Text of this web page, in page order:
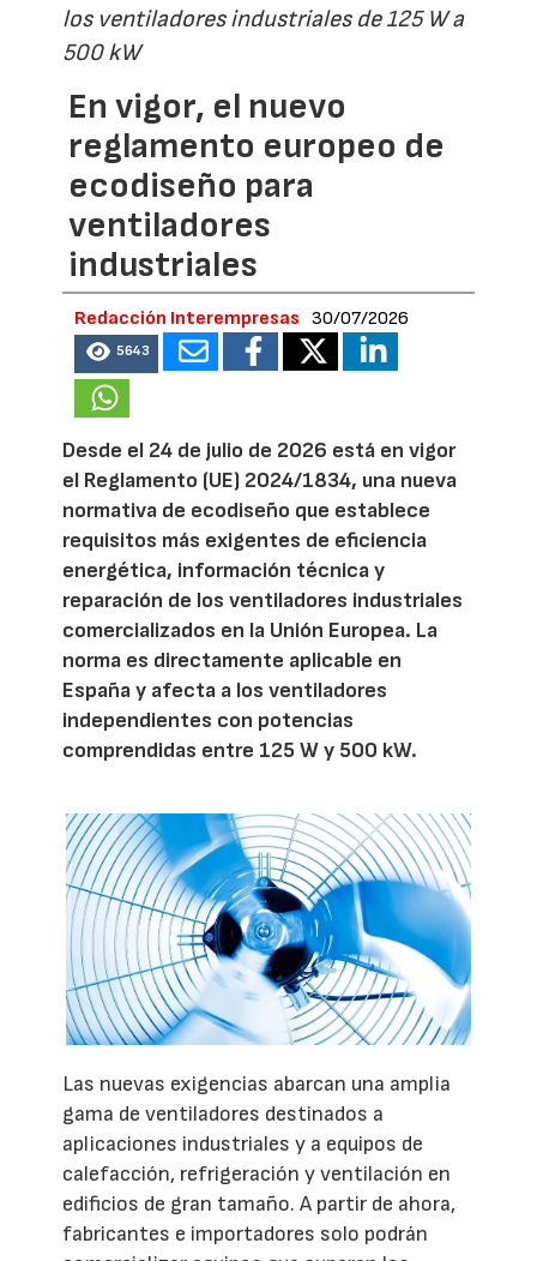
los ventiladores industriales de 125 W a
500 kW
En vigor, el nuevo
reglamento europeo de
ecodiseño para
ventiladores
industriales
Redacción Interempresas 30/07/2026
5643
Desde el 24 de julio de 2026 está en vigor
el Reglamento (UE) 2024/1834, una nueva
normativa de ecodiseño que establece
requisitos más exigentes de eficiencia
energética, información técnica y
reparación de los ventiladores industriales
comercializados en la Unión Europea. La
norma es directamente aplicable en
España y afecta a los ventiladores
independientes con potencias
comprendidas entre 125 W y 500 kW.
Las nuevas exigencias abarcan una amplia
gama de ventiladores destinados a
aplicaciones industriales y a equipos de
calefacción, refrigeración y ventilación en
edificios de gran tamaño. A partir de ahora,
fabricantes e importadores solo podrán